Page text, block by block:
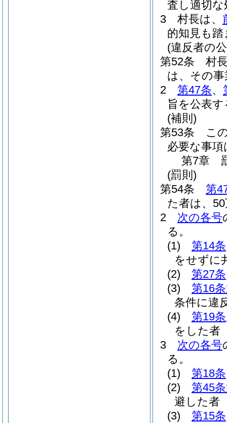
査し適切
3
村長は、
的知見も
(違反者の
第52条
村
は、その
2
第47条、
旨を公表
(補則)
第53条
こ
必要な事
第7章
(罰則)
第54条
第
た者は、
2
次の各号
る。
(1)
第14条
をせずに
(2)
第27条
(3)
第16
条件に違
(4)
第19条
をした者
3
次の各号
る。
(1)
第18条
(2)
第45
避した者
(3)
第15条